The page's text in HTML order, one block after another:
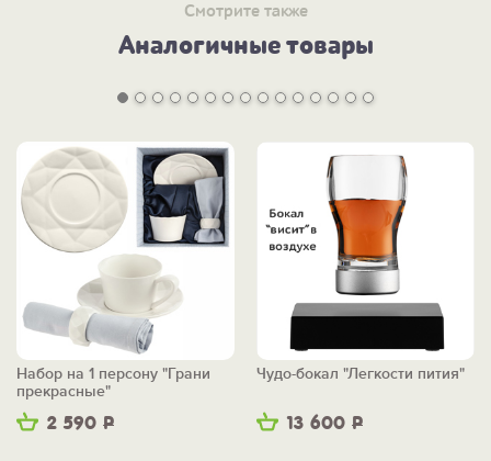
Смотрите также
Аналогичные товары
2 590 Р
Набор на 1 персону "Грани
прекрасные"
13 600 Р
Чудо-бокал "Легкости пития"